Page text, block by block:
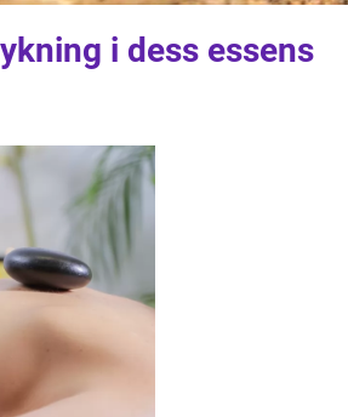
i dess essens